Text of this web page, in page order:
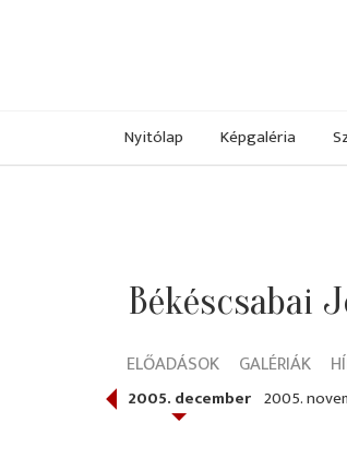
Nyitólap Képgaléria
Békéscsabai
ELŐADÁSOK GALÉRIÁK
2005. december 2005.